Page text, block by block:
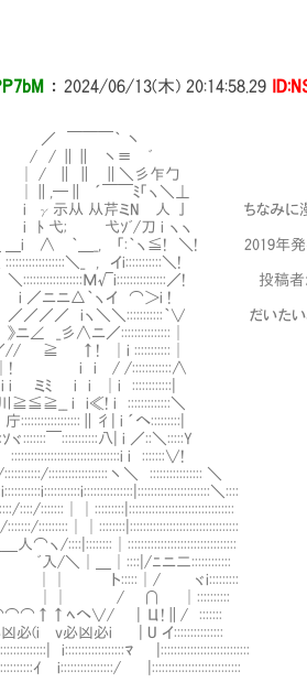
： 2024/06/13(木) 20:14:58.29
｀ 丶
≡ ﾞ
彡乍勹
ﾐ「ヽ＼⊥
人 亅 ちなみに漫画版バビ
ﾞ/刀 i ヽヽ
:｀ヽ≦! ＼! 2019年発行と
_ , イi:::::::::::＼!
／! 投稿者が参考に
ヽイ ⌒＞i !
｀∨ だいたい5年くらい
／:::::::::::::::│
:::::::::::│
│i ::::::::::::|
i :::::::::::::＼
彳| i ´へ:::::::::|
八| i ／::＼:::::Y
i :::::::∨!
丶＼ :::::::::::::::: ＼
＼::::
:::::::││:::::::::|::::::::::::::::::::::::::::::::
:::::::::││::::::::|:::::::::::::::::::::::::::::::::
⌒ヽ/::::|::::::::│:::::::::::::::::::::::::::::::::
入/＼│＿│::::|/ﾆニ二::::::::::::
| ││ ト:::::│/ ヾi:::::::::
i ││ / Ⅴ∩ │::::::::::
ﾍへ∨/ | Ц!∥/ :::::::
v必凶必i | U イ:::::::::::::::
i::::::::::::::::::ﾏ |:::::::::::::::::::::::::::
|:::::::::::::::::::::::::::